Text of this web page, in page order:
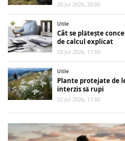
26 Jul 2026, 20:00
Utile
Cât se plătește
de calcul explicat
23 Jul 2026, 11:00
Utile
Plante protejate de
interzis să rupi
22 Jul 2026, 11:00